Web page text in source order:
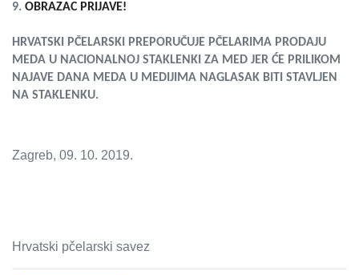
9. OBRAZAC PRIJAVE!
HRVATSKI PČELARSKI PREPORUČUJE PČELARIMA PRODAJU
MEDA U NACIONALNOJ STAKLENKI ZA MED JER ĆE PRILIKOM
NAJAVE DANA MEDA U MEDIJIMA NAGLASAK BITI STAVLJEN
NA STAKLENKU.
Zagreb, 09. 10. 2019.
Hrvatski pčelarski savez